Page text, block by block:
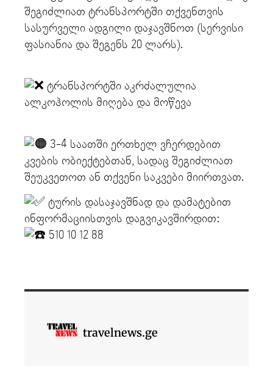
შეგიძლიათ ტრანსპორტში თქვენთვის
სასურველი ადგილი დაჯავშნოთ (სერვისი
ფასიანია და შეგენს 20 ლარს).
ტრანსპორტში აკრძალულია
ალკოჰოლის მიღება და მოწევა
3-4 საათში ერთხელ ვჩერდებით
კვების ობიექტებთან, სადაც შეგიძლიათ
შეუკვეთოთ ან თქვენი საკვები მიირთვათ.
ტურის დასაჯავშნად და დამატებით
ინფორმაციისთვის დაგვიკავშირდით:
510 10 12 88
travelnews.ge